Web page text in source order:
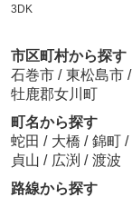
3DK
市区町村から探す
石巻市 / 東松島市 /
牡鹿郡女川町
町名から探す
蛇田 / 大橋 / 錦町 /
貞山 / 広渕 / 渡波
路線から探す